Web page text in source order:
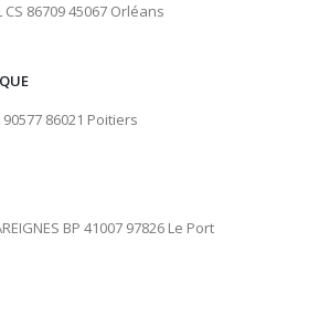
CS 86709 45067 Orléans
90577 86021 Poitiers
BP 41007 97826 Le Port